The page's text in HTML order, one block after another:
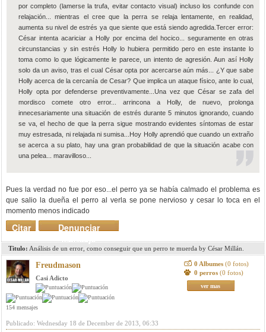
por completo (lamerse la trufa, evitar contacto visual) incluso los confunde con
relajación... mientras el cree que la perra se relaja lentamente, en realidad,
aumenta su nivel de estrés ya que siente que está siendo agredida.Tercer error:
César intenta acariciar a Holly por encima del hocico... seguramente en otras
circunstancias y sin estrés Holly lo hubiera permitido pero en este instante lo
toma como lo que lógicamente le parece, un intento de agresión. Aun así Holly
solo da un aviso, tras el cual César opta por acercarse aún más... ¿Y que sabe
Holly acerca de la cercanía de Cesar? Que implica un ataque físico, ante lo cual,
Holly opta por defenderse preventivamente...Una vez que César se zafa del
mordisco comete otro error... arrincona a Holly, de nuevo, prolonga
innecesariamente una situación de estrés durante 5 minutos ignorando, cuando
se va, el hecho de que la perra sigue mostrando evidentes síntomas de estar
muy estresada, ni relajada ni sumisa...Hoy Holly aprendió que cuando un extraño
se acerca a su plato, hay una gran probabilidad de que la situación acabe con
una pelea... maravilloso...
Pues la verdad no fue por eso...el perro ya se había calmado el problema es
que salio la dueña el perro al verla se pone nervioso y cesar lo toca en el
momento menos indicado
Denunciar
mensaje
Citar
Titulo: Análisis de un error, como conseguir que un perro te muerda by César Millán.
Freudmason
Casi Adicto
154 mensajes
0 Albumes (0 fotos)
0 perros (0 fotos)
ver mas
Publicado: Wednesday 18 de December de 2013, 06:33